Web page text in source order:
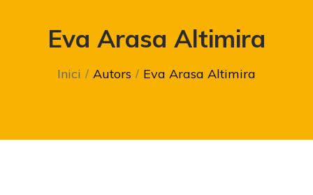
Eva Arasa Altimira
Inici Autors Eva Arasa Altimira